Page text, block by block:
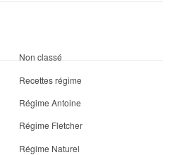
Non classé
Recettes régime
Régime Antoine
Régime Fletcher
Régime Naturel